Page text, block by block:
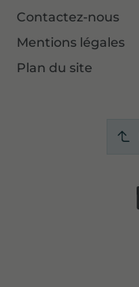
Contactez-nous
Mentions légales
Plan du site